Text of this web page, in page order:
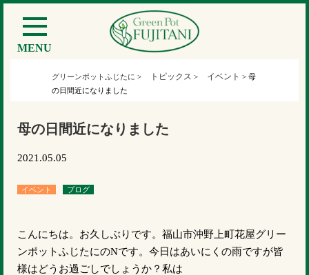
MENU
グリーンポットふじたに > トピックス > イベント > 母
の日間近になりました
母の日間近になりました
2021.05.05
イベント ブログ
こんにちは。お久しぶりです。福山市沖野上町花屋グリー
ンポットふじたにのNです。今日はあいにくの雨ですが皆
様はどうお過ごしでしょうか？私は